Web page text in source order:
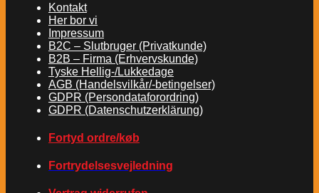
Kontakt
Her bor vi
Impressum
B2C – Slutbruger (Privatkunde)
B2B – Firma (Erhvervskunde)
Tyske Hellig-/Lukkedage
AGB (Handelsvilkår/-betingelser)
GDPR (Persondataforordring)
GDPR (Datenschutzerklärung)
Fortyd ordre/køb
Fortrydelsesvejledning